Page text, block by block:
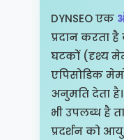
DYNSEO एक
प्रदान करता है
घटकों (दृश्य
एपिसोडिक
अनुमति देता
भी उपलब्ध है
प्रदर्शन को